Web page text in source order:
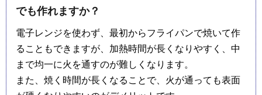
でも作れますか？
電子レンジを使わず、最初からフライパンで焼いて作
ることもできますが、加熱時間が長くなりやすく、中
まで均一に火を通すのが難しくなります。
また、焼く時間が長くなることで、火が通っても表面